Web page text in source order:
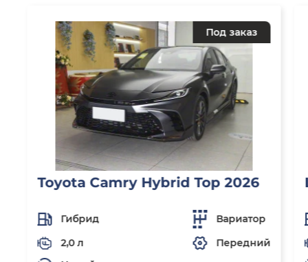
Под заказ
Toyota Camry Hybrid Top 2026
Гибрид
Вариатор
2,0 л
Передний